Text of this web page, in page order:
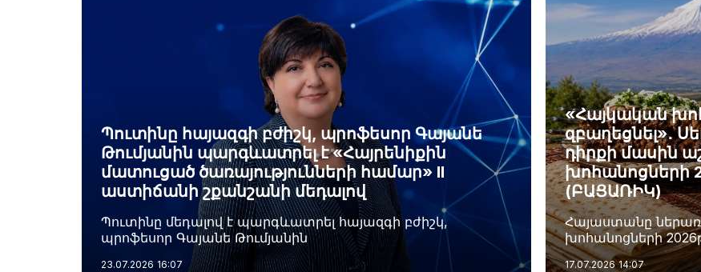
Պուտինը հայազգի բժիշկ, պրոֆեսոր Գայանե
Թումյանին պարգևատրել է «Հայրենիքին
մատուցած ծառայությունների համար» II
աստիճանի շքանշանի մեդալով
Պուտինը մեդալով է պարգևատրել հայազգի բժիշկ,
պրոֆեսոր Գայանե Թումյանին
23.07.2026 16:07
«Հայկական
զբաղեցնել»․
դիրքի մասին
խոհանոցների
(ԲԱՑԱՌԻԿ)
Հայաստանը
խոհանոցների
17.07.2026 14:07